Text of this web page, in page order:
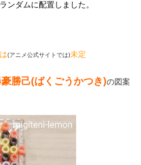
ンダムに配置しました。
(アニメ公式サイトでは)未定
勝己(ばくごうかつき)の図案